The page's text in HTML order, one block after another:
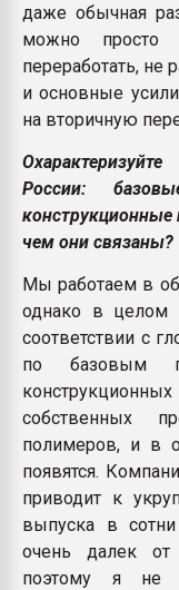
даже обычная
можно просто
переработать, не
и основные
на вторичную
России:
конструкционные
чем они связаны?
Мы работаем в
однако в целом
соответствии с
по базовым
собственных
полимеров, и в
появятся.
приводит к
выпуска в
очень далек от
поэтому я не